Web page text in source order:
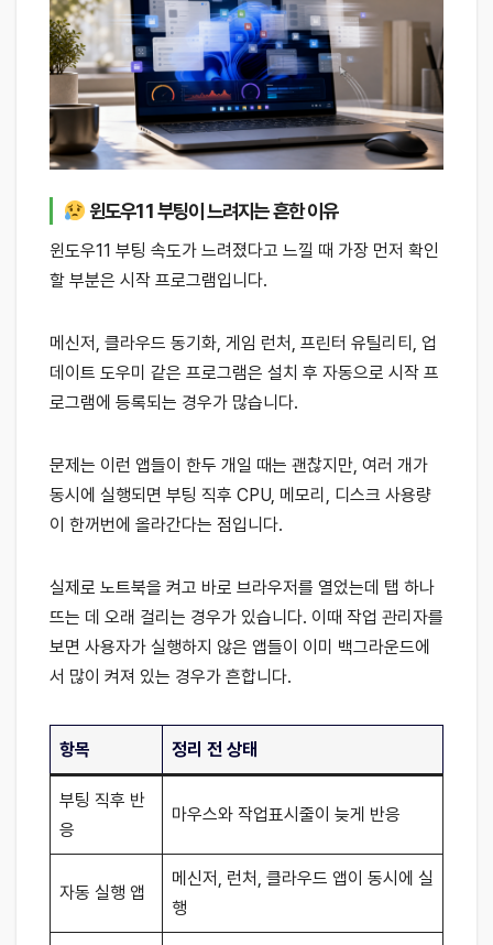
윈도우11 부팅이 느려지는 흔한 이유
윈도우11 부팅 속도가 느려졌다고 느낄 때 가장 먼저 확인
할 부분은 시작 프로그램입니다.
메신저, 클라우드 동기화, 게임 런처, 프린터 유틸리티, 업
데이트 도우미 같은 프로그램은 설치 후 자동으로 시작 프
로그램에 등록되는 경우가 많습니다.
문제는 이런 앱들이 한두 개일 때는 괜찮지만, 여러 개가
동시에 실행되면 부팅 직후 CPU, 메모리, 디스크 사용량
이 한꺼번에 올라간다는 점입니다.
실제로 노트북을 켜고 바로 브라우저를 열었는데 탭 하나
뜨는 데 오래 걸리는 경우가 있습니다. 이때 작업 관리자를
보면 사용자가 실행하지 않은 앱들이 이미 백그라운드에
서 많이 켜져 있는 경우가 흔합니다.
항목 정리 전 상태
부팅 직후 반
응
마우스와 작업표시줄이 늦게 반응
자동 실행 앱
메신저, 런처, 클라우드 앱이 동시에 실
행